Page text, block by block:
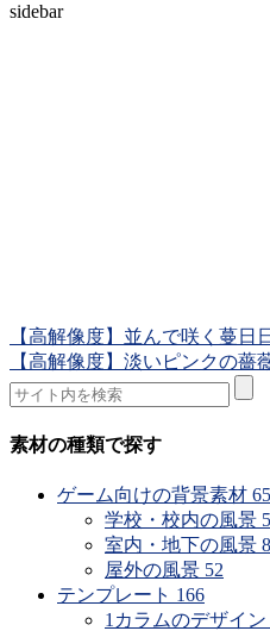
sidebar
【高解像度】並んで咲く蔓日
【高解像度】淡いピンクの薔
素材の種類で探す
ゲーム向けの背景素材 65
学校・校内の風景 5
室内・地下の風景 8
屋外の風景 52
テンプレート 166
1カラムのデザイン